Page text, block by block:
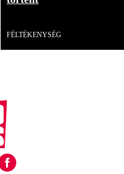
FÉLTÉKENYSÉG